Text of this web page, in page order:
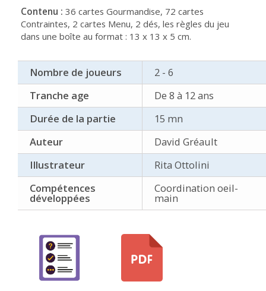
Contenu : 36 cartes Gourmandise, 72 cartes
Contraintes, 2 cartes Menu, 2 dés, les règles du jeu
dans une boîte au format : 13 x 13 x 5 cm.
Nombre de joueurs
2 - 6
Tranche age
De 8 à 12 ans
Durée de la partie
15 mn
Auteur
David Gréault
Illustrateur
Rita Ottolini
Compétences
développées
Coordination oeil-
main